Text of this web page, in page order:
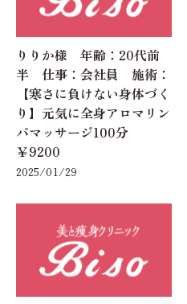
りりか様 年齢：20代前
半 仕事：会社員 施術：
【寒さに負けない身体づく
り】元気に全身アロマリン
パマッサージ100分
￥9200
2025/01/29